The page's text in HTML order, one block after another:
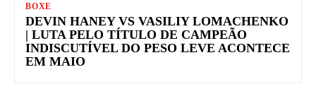
BOXE
DEVIN HANEY VS VASILIY LOMACHENKO
| LUTA PELO TÍTULO DE CAMPEÃO
INDISCUTÍVEL DO PESO LEVE ACONTECE
EM MAIO